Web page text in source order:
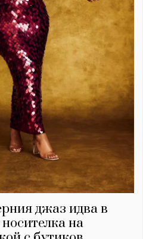
джаз идва в
на